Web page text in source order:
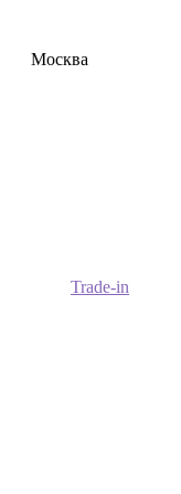
Москва
Trade-in